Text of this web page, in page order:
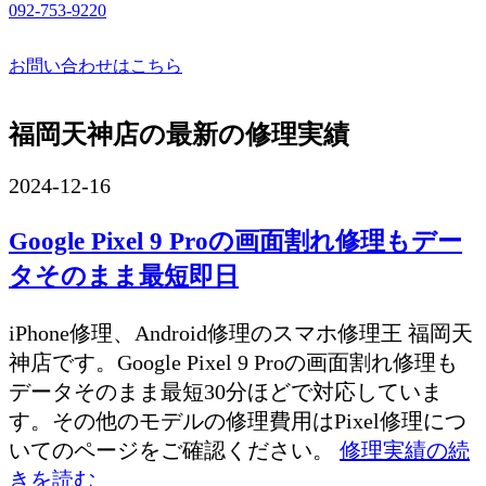
092-753-9220
お問い合わせはこちら
福岡天神店の最新の修理実績
2024-12-16
Google Pixel 9 Proの画面割れ修理もデー
タそのまま最短即日
iPhone修理、Android修理のスマホ修理王 福岡天
神店です。Google Pixel 9 Proの画面割れ修理も
データそのまま最短30分ほどで対応していま
す。その他のモデルの修理費用はPixel修理につ
いてのページをご確認ください。 修理実績の続
きを読む